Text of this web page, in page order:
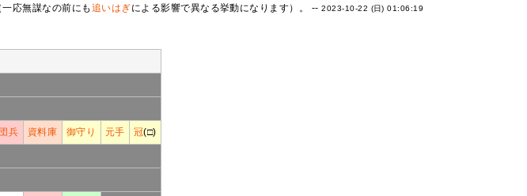
応無謀なの前にも 追いはぎによる影響で異なる挙動になります）。 --2023-10-22 (日) 01:06:19
兵 資料庫 御守り 元手 冠(□)